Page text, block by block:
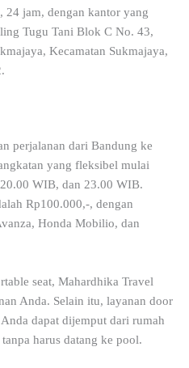
24 jam, dengan kantor yang
Tugu Tani Blok C No. 43,
Kecamatan Sukmajaya,
perjalanan dari Bandung ke
yang fleksibel mulai
WIB, dan 23.00 WIB.
Rp100.000,-, dengan
Honda Mobilio, dan
seat, Mahardhika Travel
Anda. Selain itu, layanan door
dapat dijemput dari rumah
harus datang ke pool.